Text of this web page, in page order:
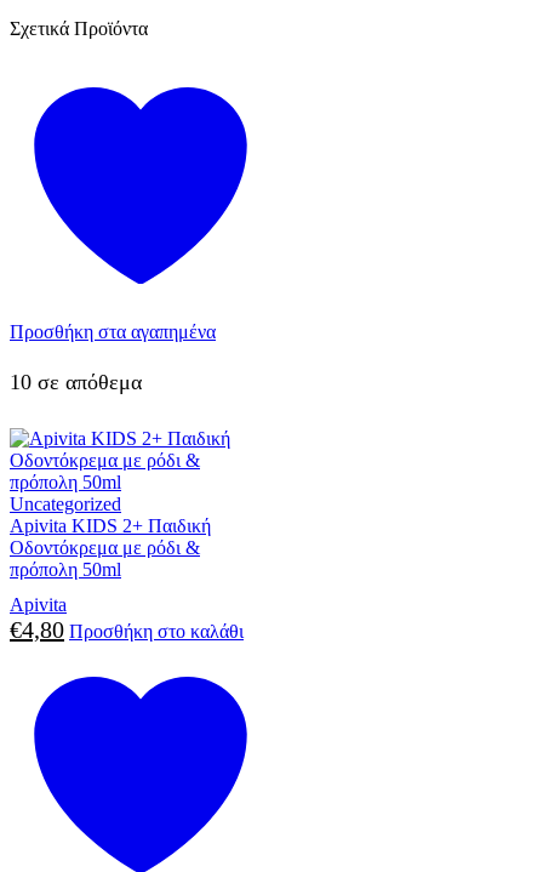
Σχετικά Προϊόντα
Προσθήκη στα αγαπημένα
10 σε απόθεμα
Uncategorized
Apivita KIDS 2+ Παιδική
Οδοντόκρεμα με ρόδι &
πρόπολη 50ml
Apivita
€4,80 Προσθήκη στο καλάθι